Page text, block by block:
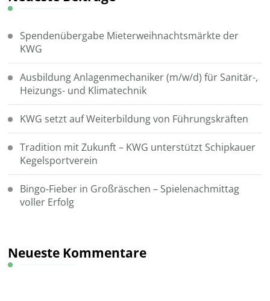
Spendenübergabe Mieterweihnachtsmärkte der
KWG
Ausbildung Anlagenmechaniker (m/w/d) für Sanitär-,
Heizungs- und Klimatechnik
KWG setzt auf Weiterbildung von Führungskräften
Tradition mit Zukunft – KWG unterstützt Schipkauer
Kegelsportverein
Bingo-Fieber in Großräschen – Spielenachmittag
voller Erfolg
Neueste Kommentare